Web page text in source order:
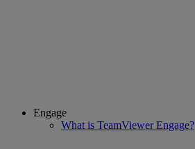
Engage
What is TeamViewer Engage?